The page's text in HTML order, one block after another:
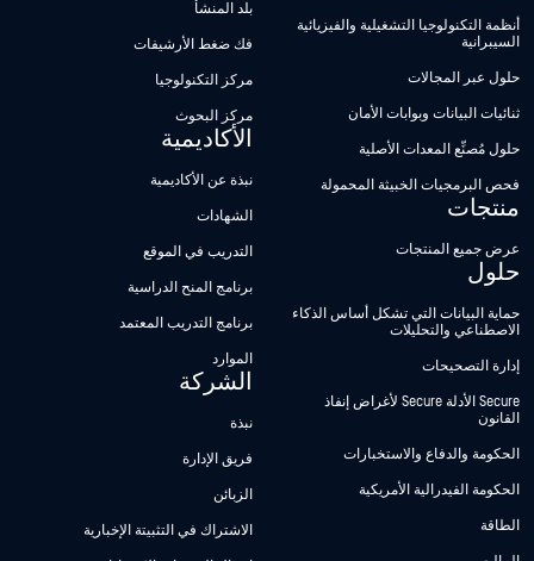
أنظمة التكنولوجيا التشغيلية والفيزيائية
السيبرانية
حلول عبر المجالات
ثنائيات البيانات وبوابات الأمان
حلول مُصنِّع المعدات الأصلية
فحص البرمجيات الخبيثة المحمولة
منتجات
عرض جميع المنتجات
حلول
حماية البيانات التي تشكل أساس الذكاء
الاصطناعي والتحليلات
إدارة التصحيحات
Secure الأدلة Secure لأغراض إنفاذ
القانون
الحكومة والدفاع والاستخبارات
الحكومة الفيدرالية الأمريكية
الطاقة
بلد المنشأ
فك ضغط الأرشيفات
مركز التكنولوجيا
مركز البحوث
الأكاديمية
نبذة عن الأكاديمية
الشهادات
التدريب في الموقع
برنامج المنح الدراسية
برنامج التدريب المعتمد
الموارد
الشركة
نبذة
فريق الإدارة
الزبائن
الاشتراك في التثبيتة الإخبارية